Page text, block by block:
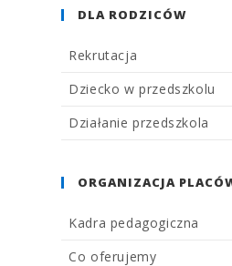
DLA RODZICÓW
Rekrutacja
Dziecko w przedszkolu
Działanie przedszkola
ORGANIZACJA
Kadra pedagogiczna
Co oferujemy